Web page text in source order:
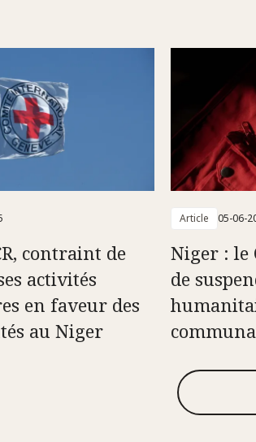
contraint de
activités
en faveur des
au Niger
Article 05-06-
Niger : le
de